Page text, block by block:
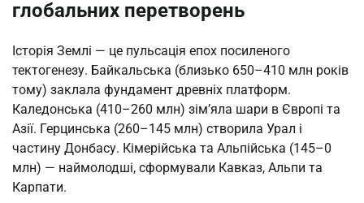
глобальних перетворень
Історія Землі — це пульсація епох посиленого
тектогенезу. Байкальська (близько 650–410 млн років
тому) заклала фундамент древніх платформ.
Каледонська (410–260 млн) зім’яла шари в Європі та
Азії. Герцинська (260–145 млн) створила Урал і
частину Донбасу. Кімерійська та Альпійська (145–0
млн) — наймолодші, сформували Кавказ, Альпи та
Карпати.